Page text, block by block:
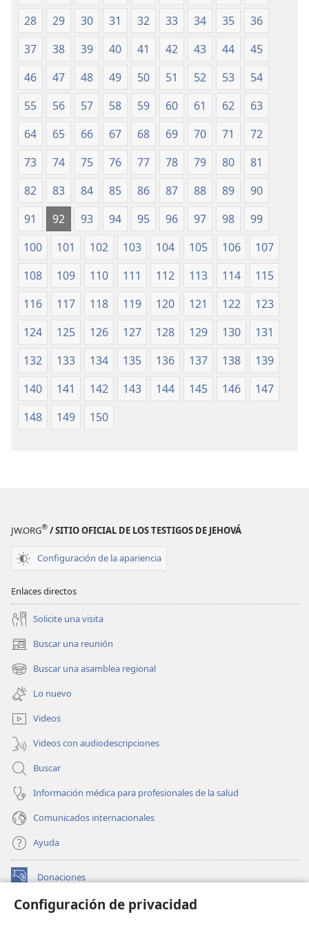
Configuración de privacidad
de 1987)de 1987)
28
29 30 31 32 33 34 35
36
37
38 39 40 41 42 43 44
45
46
47 48 49 50 51 52 53
54
55
56 57 58 59 60 61 62
63
64
65 66 67 68 69 70 71
72
73
74 75 76 77 78 79 80
81
82
83 84 85 86 87 88 89
90
91
92 93 94 95 96 97 98
99
100
101 102 103 104 105 106
107
108
109 110 111 112 113 114
115
116
117 118 119 120 121 122
123
124
125 126 127 128 129 130
131
132
133 134 135 136 137 138
139
140
141 142 143 144 145 146
147
148
149 150
JW.ORG® / SITIO OFICIAL DE LOS TESTIGOS DE JEHOVÁ
Configuración de la apariencia
Enlaces directos
Solicite una visita
Buscar una reunión
(abre
una
nueva
ventana)
Buscar una asamblea regional
(abre
una
nueva
ventana)
Lo nuevo
Videos
Videos con audiodescripciones
Buscar
Información médica para profesionales de la salud
Comunicados internacionales
Ayuda
Donaciones
(abre
nueva BIBLIOTECA EN LÍNEA Watchtower™